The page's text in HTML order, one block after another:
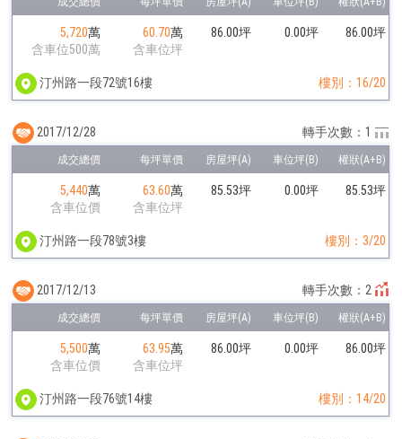
5,720萬
含車位500萬
60.70萬
含車位坪
86.00坪 0.00坪 86.00坪
汀州路一段72號16樓 樓別：16/20
5,440萬
含車位價
63.60萬
含車位坪
85.53坪 0.00坪 85.53坪
汀州路一段78號3樓 樓別：3/20
2017/12/28 轉手次數：1
5,500萬
含車位價
63.95萬
含車位坪
86.00坪 0.00坪 86.00坪
汀州路一段76號14樓 樓別：14/20
2017/12/13 轉手次數：2